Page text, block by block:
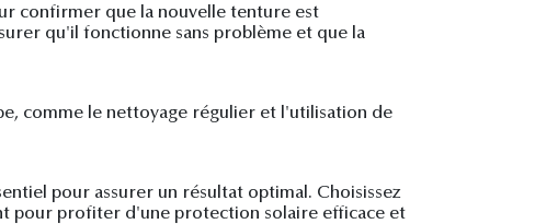
confirmer que la nouvelle tenture est
qu'il fonctionne sans problème et que la
comme le nettoyage régulier et l'utilisation de
pour assurer un résultat optimal. Choisissez
pour profiter d'une protection solaire efficace et